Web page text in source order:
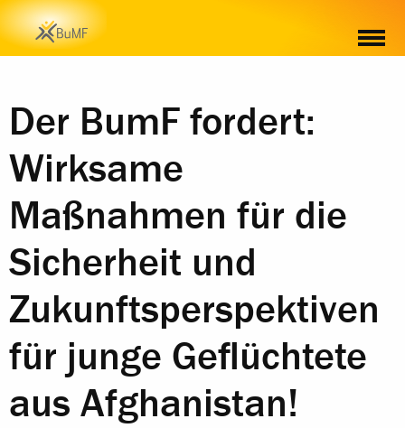
Der BumF fordert:
Wirksame
Maßnahmen für die
Sicherheit und
Zukunftsperspektiven
für junge Geflüchtete
aus Afghanistan!